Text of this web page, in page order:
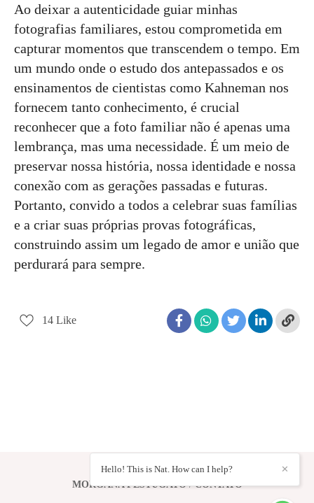
Ao deixar a autenticidade guiar minhas
fotografias familiares, estou comprometida em
capturar momentos que transcendem o tempo. Em
um mundo onde o estudo dos antepassados e os
ensinamentos de cientistas como Kahneman nos
fornecem tanto conhecimento, é crucial
reconhecer que a foto familiar não é apenas uma
lembrança, mas uma necessidade. É um meio de
preservar nossa história, nossa identidade e nossa
conexão com as gerações passadas e futuras.
Portanto, convido a todos a celebrar suas famílias
e a criar suas próprias provas fotográficas,
construindo assim um legado de amor e união que
perdurará para sempre.
14 Like
MORGANA FESTUGATO/CONTATO
✕
Hello! This is Nat. How can I help?